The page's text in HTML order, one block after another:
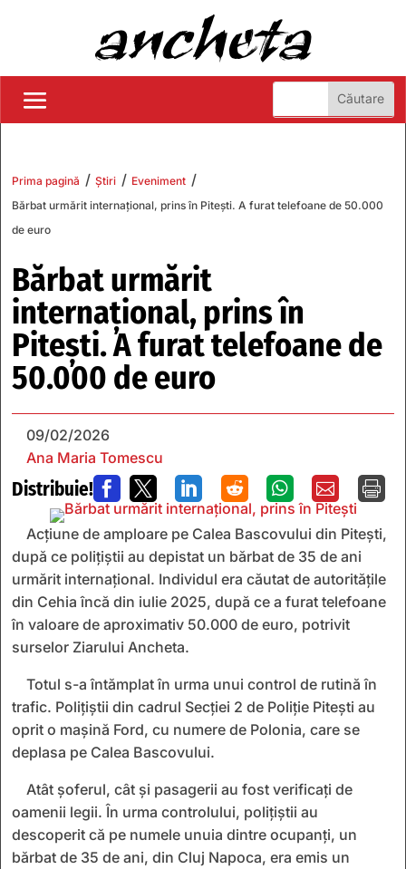
Prima pagină / Știri / Eveniment /
Bărbat urmărit internațional, prins în Pitești. A furat telefoane de 50.000
de euro
Bărbat urmărit
internațional, prins în
Pitești. A furat telefoane de
50.000 de euro
09/02/2026
Ana Maria Tomescu
Distribuie!       
Acțiune de amploare pe Calea Bascovului din Pitești,
după ce polițiștii au depistat un bărbat de 35 de ani
urmărit internațional. Individul era căutat de autoritățile
din Cehia încă din iulie 2025, după ce a furat telefoane
în valoare de aproximativ 50.000 de euro, potrivit
surselor Ziarului Ancheta.
Totul s-a întămplat în urma unui control de rutină în
trafic. Polițiștii din cadrul Secției 2 de Poliție Pitești au
oprit o mașină Ford, cu numere de Polonia, care se
deplasa pe Calea Bascovului.
Atât șoferul, cât și pasagerii au fost verificați de
oamenii legii. În urma controlului, polițiștii au
descoperit că pe numele unuia dintre ocupanți, un
bărbat de 35 de ani, din Cluj Napoca, era emis un